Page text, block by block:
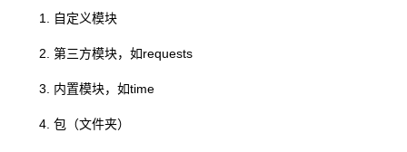
自定义模块
第三方模块，如requests
内置模块，如time
包（文件夹）